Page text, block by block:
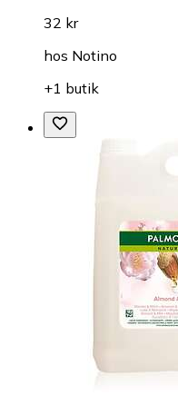
32 kr
hos Notino
+1 butik